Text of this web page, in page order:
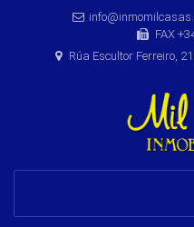
FAX
Rúa Escultor Ferreiro,